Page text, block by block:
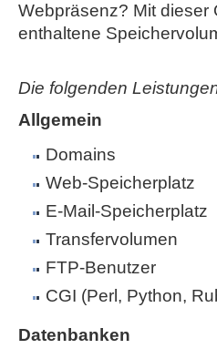
Webpräsenz? Mit dieser
enthaltene
Die folgenden
Allgemein
Domains
Web-Speicherplatz
E-Mail-Speicherplatz
Transfervolumen
FTP-Benutzer
CGI (Perl, Python,
Datenbanken